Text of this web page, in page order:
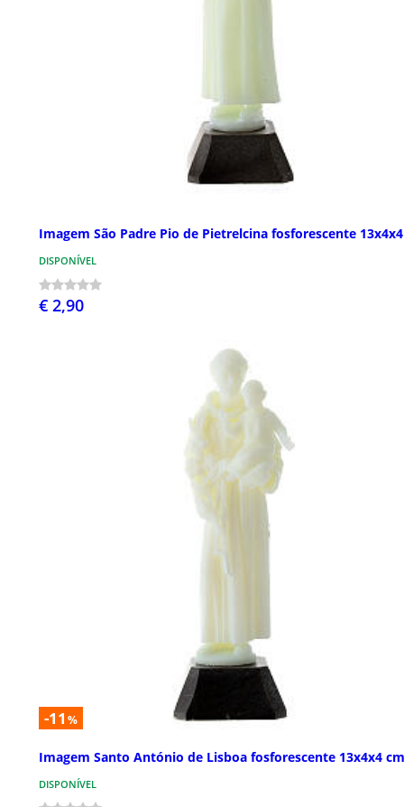
Imagem São Padre Pio de Pietrelcina fosforescente
DISPONÍVEL
€ 2,90
-11 %
Imagem Santo António de Lisboa fosforescente 13x4x4 cm
DISPONÍVEL